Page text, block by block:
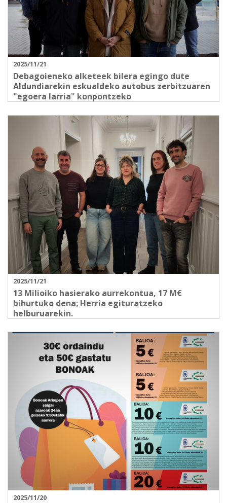
2025/11/21
Debagoieneko alketeek bilera egingo dute
Aldundiarekin eskualdeko autobus zerbitzuaren
"egoera larria" konpontzeko
2025/11/21
13 Milioiko hasierako aurrekontua, 17 M€
bihurtuko dena; Herria egituratzeko
helburuarekin.
2025/11/20